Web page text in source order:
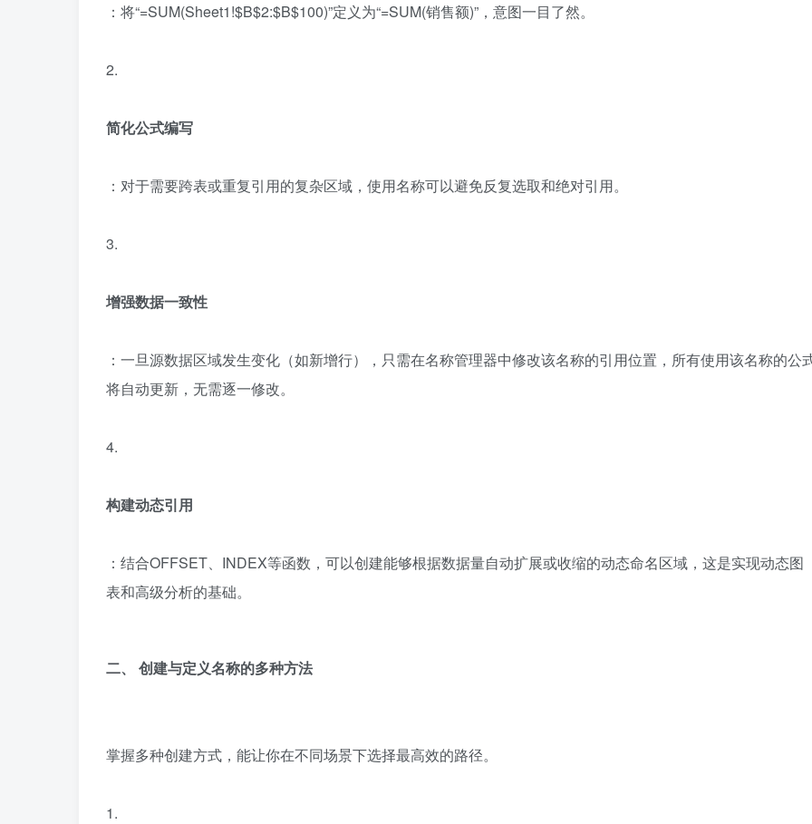
：将“=SUM(Sheet1!$B$2:$B$100)”定义为“=SUM(销售额)”，意图一目了然。
2.
简化公式编写
：对于需要跨表或重复引用的复杂区域，使用名称可以避免反复选取和绝对引用。
3.
增强数据一致性
：一旦源数据区域发生变化（如新增行），只需在名称管理器中修改该名称的引用位置，所有使用该名称的公
将自动更新，无需逐一修改。
4.
构建动态引用
：结合OFFSET、INDEX等函数，可以创建能够根据数据量自动扩展或收缩的动态命名区域，这是实现动态图
表和高级分析的基础。
二、 创建与定义名称的多种方法
掌握多种创建方式，能让你在不同场景下选择最高效的路径。
1.